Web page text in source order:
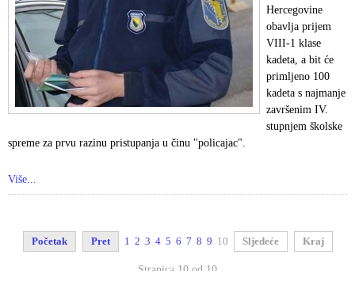
Hercegovine
obavlja prijem
VIII-1 klase
kadeta, a bit će
primljeno 100
kadeta s najmanje
završenim IV.
stupnjem školske
spreme za prvu razinu pristupanja u činu "policajac".
Više...
Početak Pret 1 2 3 4 5 6 7 8 9 10 Sljedeće Kraj
Stranica 10 od 10